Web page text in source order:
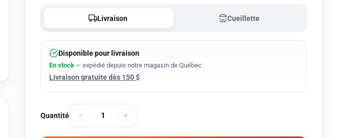
Livraison Cueillette
Disponible pour livraison
En stock — expédié depuis notre magasin de Québec
Livraison gratuite dès 150 $
Quantité − +